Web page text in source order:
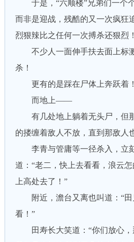
于是，“六顺楼”兄弟们一个个
而非是迎战，残酷的又一次疯
烈狠辣比之任何一次搏杀还狠烈！
不少人一面伸手扶去面上标
杀！
更有的是踩在尸体上奔跃着！
而地上——
有几处地上躺着无头尸，但
的搂缠着敌人不放，直到那敌人
李青与管庸等一径杀入，立
道：“老二，快上去看看，浪云
上高处去了！”
附近，澹台又离也叫道：“田
看！”
田寿长大笑道：“你们放心，